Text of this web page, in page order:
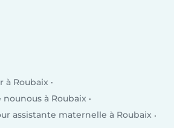
à Roubaix
à Roubaix
assistante maternelle à Roubaix